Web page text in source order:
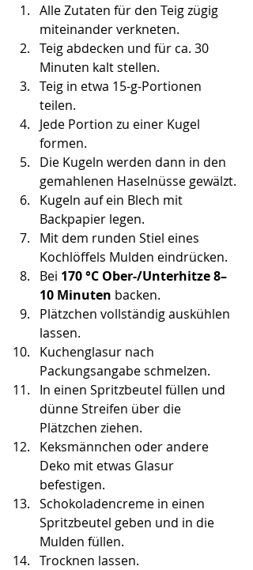
Alle Zutaten für den Teig zügig
miteinander verkneten.
Teig abdecken und für ca. 30
Minuten kalt stellen.
Teig in etwa 15-g-Portionen
teilen.
Jede Portion zu einer Kugel
formen.
Die Kugeln werden dann in den
gemahlenen Haselnüsse gewälzt.
Kugeln auf ein Blech mit
Backpapier legen.
Mit dem runden Stiel eines
Kochlöffels Mulden eindrücken.
Bei 170 °C Ober-/Unterhitze8–
10 Minuten backen.
Plätzchen vollständig auskühlen
lassen.
Kuchenglasur nach
Packungsangabe schmelzen.
In einen Spritzbeutel füllen und
dünne Streifen über die
Plätzchen ziehen.
Keksmännchen oder andere
Deko mit etwas Glasur
befestigen.
Schokoladencreme in einen
Spritzbeutel geben und in die
Mulden füllen.
Trocknen lassen.